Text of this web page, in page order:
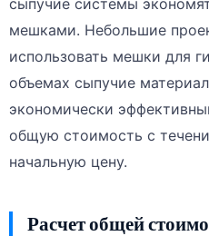
сыпучие системы
мешками. Небольшие
использовать мешки для
объемах сыпучие
экономически
общую стоимость с
начальную цену.
Расчет общей